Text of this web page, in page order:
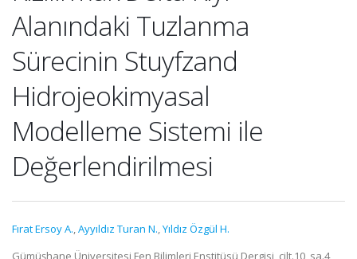
Alanındaki Tuzlanma
Sürecinin Stuyfzand
Hidrojeokimyasal
Modelleme Sistemi ile
Değerlendirilmesi
Fırat Ersoy A.,Ayyıldız Turan N.,Yıldız Özgül H.
Gümüşhane Üniversitesi Fen Bilimleri Enstitüsü Dergisi, cilt.10, sa.4,